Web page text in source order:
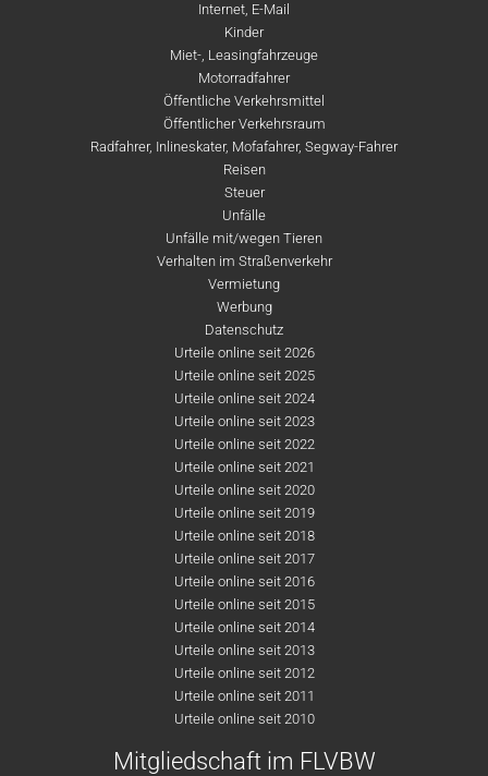
Internet, E-Mail
Kinder
Miet-, Leasingfahrzeuge
Motorradfahrer
Öffentliche Verkehrsmittel
Öffentlicher Verkehrsraum
Radfahrer, Inlineskater, Mofafahrer, Segway-Fahrer
Reisen
Steuer
Unfälle
Unfälle mit/wegen Tieren
Verhalten im Straßenverkehr
Vermietung
Werbung
Datenschutz
Urteile online seit 2026
Urteile online seit 2025
Urteile online seit 2024
Urteile online seit 2023
Urteile online seit 2022
Urteile online seit 2021
Urteile online seit 2020
Urteile online seit 2019
Urteile online seit 2018
Urteile online seit 2017
Urteile online seit 2016
Urteile online seit 2015
Urteile online seit 2014
Urteile online seit 2013
Urteile online seit 2012
Urteile online seit 2011
Urteile online seit 2010
Mitgliedschaft im FLVBW